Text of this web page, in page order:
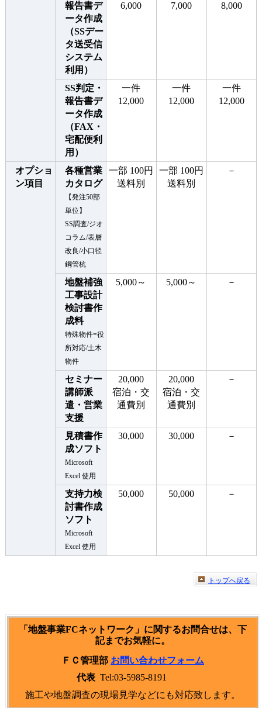
報告書デ
ータ作成
（SSデー
タ送受信
システム
利用）
6,000
7,000
8,000
SS判定・
報告書デ
ータ作成
（FAX・
宅配便利
用）
一件
12,000
一件
12,000
一件
12,000
オプショ
ン項目
各種営業
カタログ
【発注50部
単位】
SS調査/ジオ
コラム/表層
改良/小口径
鋼管杭
一部 100円
送料別
一部 100円
送料別
－
地盤補強
工事設計
検討書作
成料
特殊物件=役
所対応/土木
物件
5,000～ 5,000～ －
セミナー
講師派
遣・営業
支援
20,000
宿泊・交
通費別
20,000
宿泊・交
通費別
－
見積書作
成ソフト
Microsoft
Excel 使用
30,000 30,000 －
支持力検
討書作成
ソフト
Microsoft
Excel 使用
50,000 50,000 －
トップへ戻る
「地盤事業FCネットワーク」に関するお問合せは、下
記までお気軽に。
ＦＣ管理部 お問い合わせフォーム
代表 Tel:03-5985-8191
施工や地盤調査の現場見学などにも対応致します。